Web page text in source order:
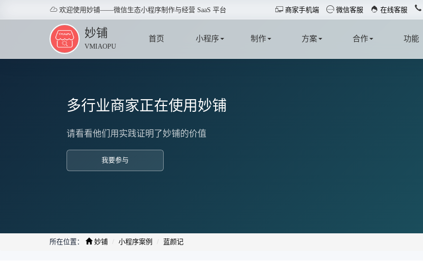
 欢迎使用妙铺——微信生态小程序制作与经营 SaaS 平台  商家手机端  微信客服  在线客服
妙铺
VMIAOPU
首页 小程序 制作 方案 合作 功能
多行业商家正在使用妙铺
请看看他们用实践证明了妙铺的价值
我要参与
所在位置： 妙铺 小程序案例 蓝颜记